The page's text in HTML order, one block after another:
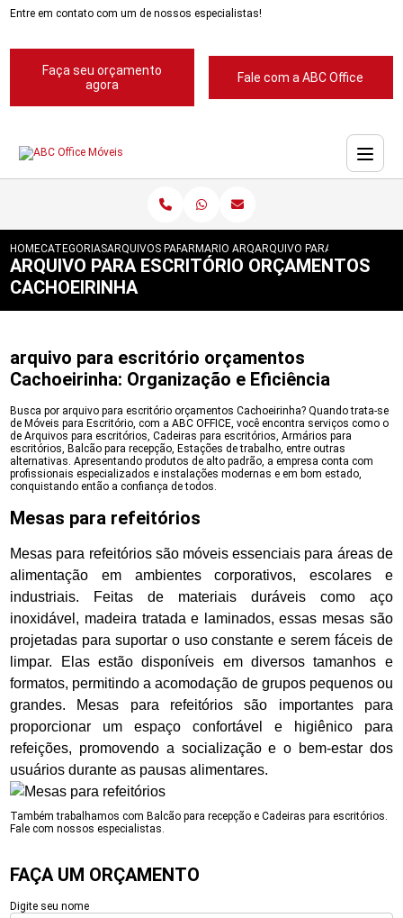
Entre em contato com um de nossos especialistas!
Faça seu orçamento
agora
Fale com a ABC Office
HOMECATEGORIASARQUIVOS PARA ESCRITORIOS
ARMARIO ARQUIVO PARA ESCRITORIO
ARQUIVO PARA
ARQUIVO PARA ESCRITÓRIO ORÇAMENTOS
CACHOEIRINHA
arquivo para escritório orçamentos
Cachoeirinha: Organização e Eficiência
Busca por arquivo para escritório orçamentos Cachoeirinha? Quando trata-se
de Móveis para Escritório, com a ABC OFFICE, você encontra serviços como o
de Arquivos para escritórios, Cadeiras para escritórios, Armários para
escritórios, Balcão para recepção, Estações de trabalho, entre outras
alternativas. Apresentando produtos de alto padrão, a empresa conta com
profissionais especializados e instalações modernas e em bom estado,
conquistando então a confiança de todos.
Mesas para refeitórios
Mesas para refeitórios são móveis essenciais para áreas de
alimentação em ambientes corporativos, escolares e
industriais. Feitas de materiais duráveis como aço
inoxidável, madeira tratada e laminados, essas mesas são
projetadas para suportar o uso constante e serem fáceis de
limpar. Elas estão disponíveis em diversos tamanhos e
formatos, permitindo a acomodação de grupos pequenos ou
grandes. Mesas para refeitórios são importantes para
proporcionar um espaço confortável e higiênico para
refeições, promovendo a socialização e o bem-estar dos
usuários durante as pausas alimentares.
Também trabalhamos com Balcão para recepção e Cadeiras para escritórios.
Fale com nossos especialistas.
FAÇA UM ORÇAMENTO
Digite seu nome